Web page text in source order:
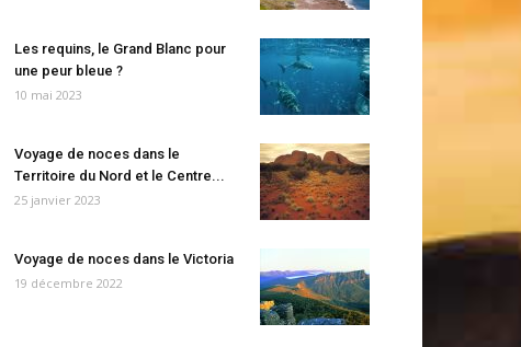
Les requins, le Grand Blanc pour
une peur bleue ?
10 mai 2023
Voyage de noces dans le
Territoire du Nord et le Centre...
25 janvier 2023
Voyage de noces dans le Victoria
19 décembre 2022